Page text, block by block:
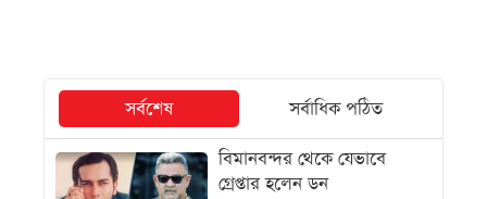
সর্বশেষ
সর্বাধিক পঠিত
বিমানবন্দর থেকে যেভাবে
গ্রেপ্তার হলেন ডন